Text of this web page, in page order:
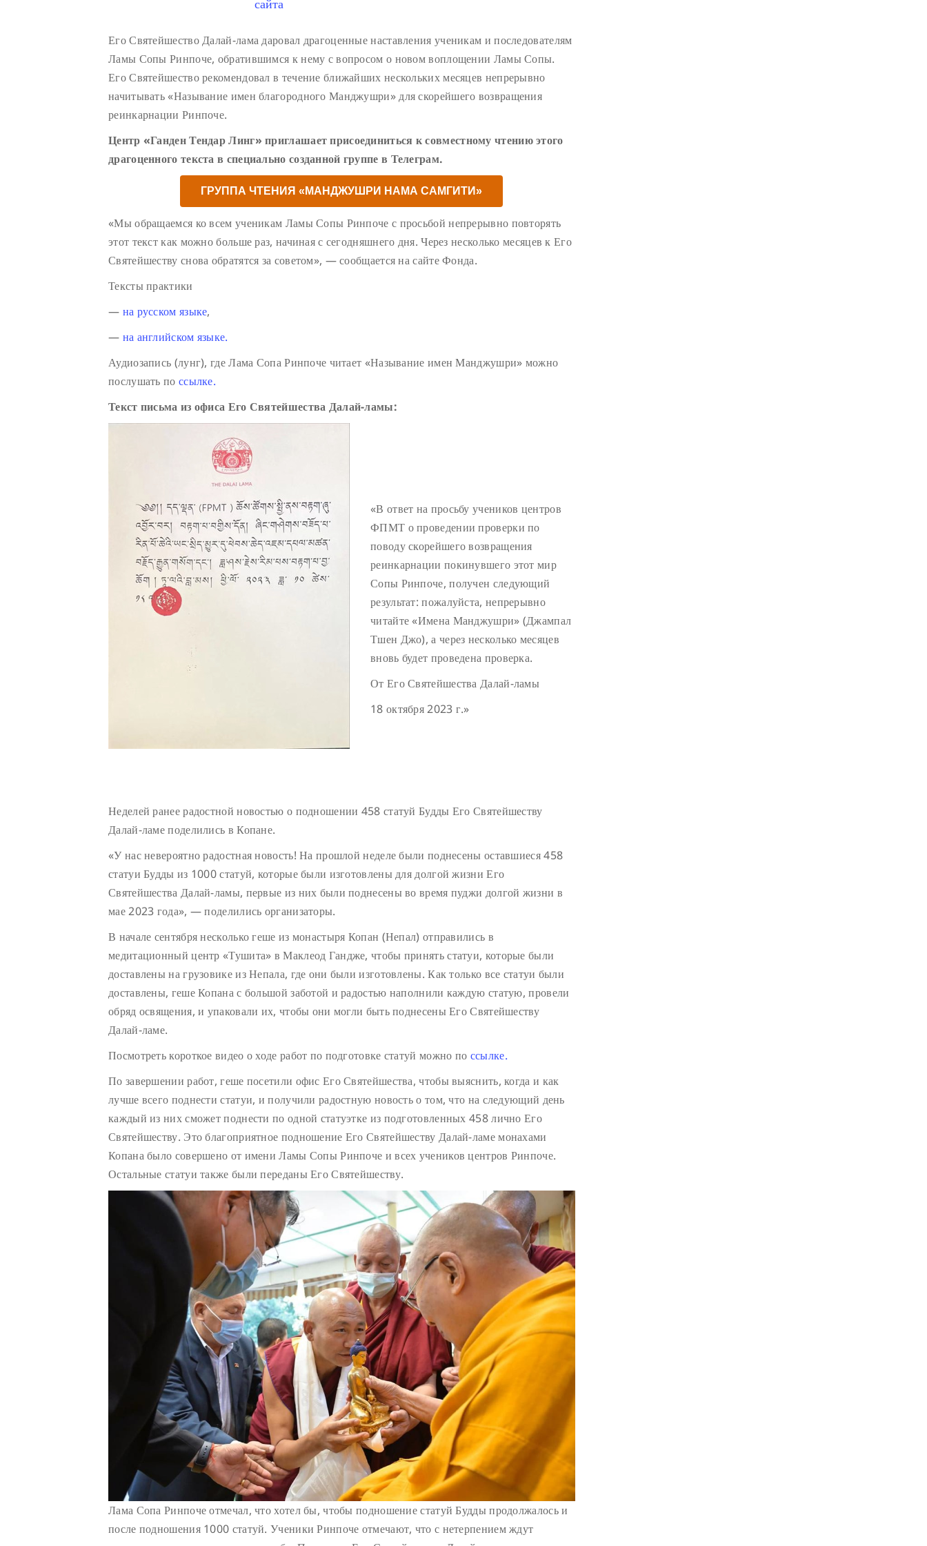
Его Святейшество Далай-лама даровал драгоценные наставления ученикам и последователям
Ламы Сопы Ринпоче, обратившимся к нему с вопросом о новом воплощении Ламы Сопы.
Его Святейшество рекомендовал в течение ближайших нескольких месяцев непрерывно
начитывать «Называние имен благородного Манджушри» для скорейшего возвращения
реинкарнации Ринпоче.
Центр «Ганден Тендар Линг» приглашает присоединиться к совместному чтению этого
драгоценного текста в специально созданной группе в Телеграм.
ГРУППА ЧТЕНИЯ «МАНДЖУШРИ НАМА САМГИТИ»
«Мы обращаемся ко всем ученикам Ламы Сопы Ринпоче с просьбой непрерывно повторять
этот текст как можно больше раз, начиная с сегодняшнего дня. Через несколько месяцев к Его
Святейшеству снова обратятся за советом», — сообщается на сайте Фонда.
Тексты практики
— на русском языке,
— на английском языке.
Аудиозапись (лунг), где Лама Сопа Ринпоче читает «Называние имен Манджушри» можно
послушать по ссылке.
Текст письма из офиса Его Святейшества Далай-ламы:
«В ответ на просьбу учеников центров
ФПМТ о проведении проверки по
поводу скорейшего возвращения
реинкарнации покинувшего этот мир
Сопы Ринпоче, получен следующий
результат: пожалуйста, непрерывно
читайте «Имена Манджушри» (Джампал
Тшен Джо), а через несколько месяцев
вновь будет проведена проверка.
От Его Святейшества Далай-ламы
18 октября 2023 г.»
Неделей ранее радостной новостью о подношении 458 статуй Будды Его Святейшеству
Далай-ламе поделились в Копане.
«У нас невероятно радостная новость! На прошлой неделе были поднесены оставшиеся 458
статуи Будды из 1000 статуй, которые были изготовлены для долгой жизни Его
Святейшества Далай-ламы, первые из них были поднесены во время пуджи долгой жизни в
мае 2023 года», — поделились организаторы.
В начале сентября несколько геше из монастыря Копан (Непал) отправились в
медитационный центр «Тушита» в Маклеод Гандже, чтобы принять статуи, которые были
доставлены на грузовике из Непала, где они были изготовлены. Как только все статуи были
доставлены, геше Копана с большой заботой и радостью наполнили каждую статую, провели
обряд освящения, и упаковали их, чтобы они могли быть поднесены Его Святейшеству
Далай-ламе.
Посмотреть короткое видео о ходе работ по подготовке статуй можно по ссылке.
По завершении работ, геше посетили офис Его Святейшества, чтобы выяснить, когда и как
лучше всего поднести статуи, и получили радостную новость о том, что на следующий день
каждый из них сможет поднести по одной статуэтке из подготовленных 458 лично Его
Святейшеству. Это благоприятное подношение Его Святейшеству Далай-ламе монахами
Копана было совершено от имени Ламы Сопы Ринпоче и всех учеников центров Ринпоче.
Остальные статуи также были переданы Его Святейшеству.
Лама Сопа Ринпоче отмечал, что хотел бы, чтобы подношение статуй Будды продолжалось и
после подношения 1000 статуй. Ученики Ринпоче отмечают, что с нетерпением ждут